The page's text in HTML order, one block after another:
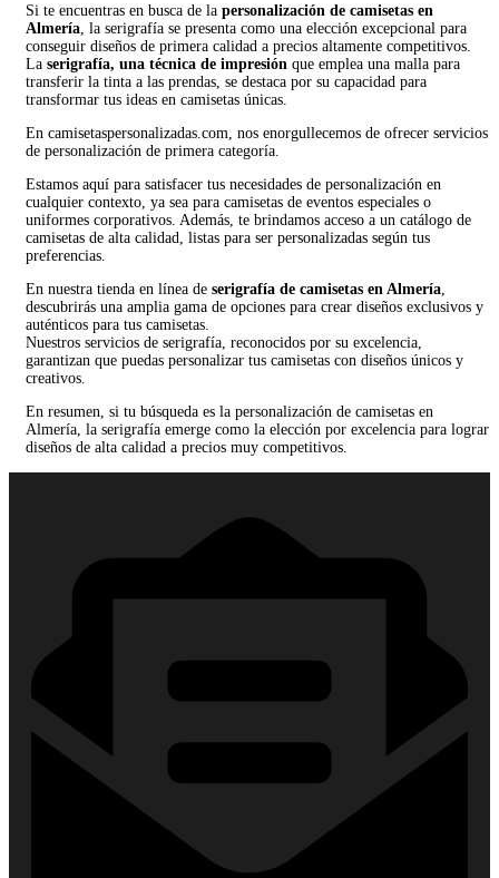
Si te encuentras en busca de la personalización de camisetas en
Almería, la serigrafía se presenta como una elección excepcional para
conseguir diseños de primera calidad a precios altamente competitivos.
La serigrafía, una técnica de impresión que emplea una malla para
transferir la tinta a las prendas, se destaca por su capacidad para
transformar tus ideas en camisetas únicas.
En camisetaspersonalizadas.com, nos enorgullecemos de ofrecer servicios
de personalización de primera categoría.
Estamos aquí para satisfacer tus necesidades de personalización en
cualquier contexto, ya sea para camisetas de eventos especiales o
uniformes corporativos. Además, te brindamos acceso a un catálogo de
camisetas de alta calidad, listas para ser personalizadas según tus
preferencias.
En nuestra tienda en línea de serigrafía de camisetas en Almería,
descubrirás una amplia gama de opciones para crear diseños exclusivos y
auténticos para tus camisetas.
Nuestros servicios de serigrafía, reconocidos por su excelencia,
garantizan que puedas personalizar tus camisetas con diseños únicos y
creativos.
En resumen, si tu búsqueda es la personalización de camisetas en
Almería, la serigrafía emerge como la elección por excelencia para lograr
diseños de alta calidad a precios muy competitivos.